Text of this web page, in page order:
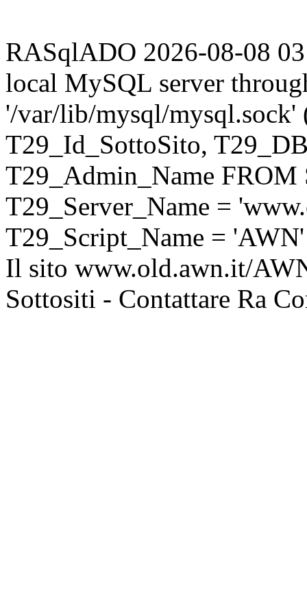
RASqlADO 2026-08-08
local MySQL server
'/var/lib/mysql/mysql.sock'
T29_Id_SottoSito,
T29_Admin_Name
T29_Server_Name =
T29_Script_Name = 'AWN'
Il sito www.old.awn.it/
Sottositi - Contattare Ra